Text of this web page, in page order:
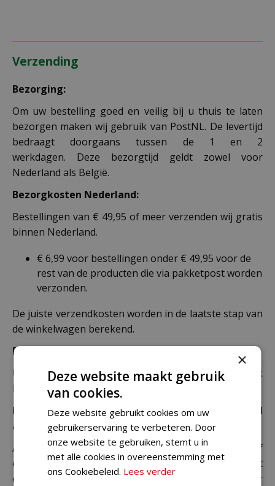
Verzending
Bezorging:
Om uw bestelling goed en veilig bij u thuis te laten
bezorgen maken wij gebruik van PostNL. De levertijd
bedraagt doorgaans tussen de 1 en 2
werkdagen. Deze bezorgtijd geldt zowel voor
Nederland als België.
Bezorgkosten Nederland:
Bestellingen van € 49,95 of meer verzenden wij gratis
binnen Nederland.
€ 6,99 voor bestellingen onder € 49,95 voor de
rest van de producten die via pakketpost worden
verzonden.
De juiste verzendkosten worden in de laatste stap van
de winkelwagen berekend.
Bezorgkosten overige landen:
Uiteraard verzenden wij ook buiten Nederland,
bekijk
hier de verzendkosten.
Let op: extra kosten bij niet ophalen of verkeerd
adres
Als je je pakket niet ophaalt bij een PostNL-punt of
een verkeerd afleveradres invult, zijn wij genoodzaakt
extra kosten in rekening te brengen. Controleer
×
Deze website maakt gebruik
van cookies.
Deze website gebruikt cookies om uw
gebruikerservaring te verbeteren. Door
onze website te gebruiken, stemt u in
met alle cookies in overeenstemming met
ons Cookiebeleid. Lees verder